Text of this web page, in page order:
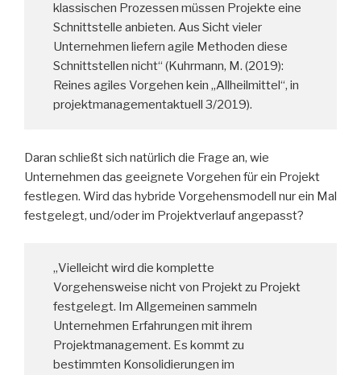
klassischen Prozessen müssen Projekte eine
Schnittstelle anbieten. Aus Sicht vieler
Unternehmen liefern agile Methoden diese
Schnittstellen nicht“ (Kuhrmann, M. (2019):
Reines agiles Vorgehen kein „Allheilmittel“, in
projektmanagementaktuell 3/2019).
Daran schließt sich natürlich die Frage an, wie
Unternehmen das geeignete Vorgehen für ein Projekt
festlegen. Wird das hybride Vorgehensmodell nur ein Mal
festgelegt, und/oder im Projektverlauf angepasst?
„Vielleicht wird die komplette
Vorgehensweise nicht von Projekt zu Projekt
festgelegt. Im Allgemeinen sammeln
Unternehmen Erfahrungen mit ihrem
Projektmanagement. Es kommt zu
bestimmten Konsolidierungen im